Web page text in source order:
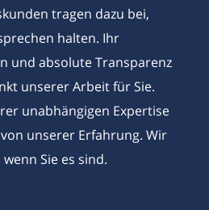
tragen dazu bei,
halten. Ihr
und absolute Transparenz
unserer Arbeit für Sie.
unabhängigen Expertise
unserer Erfahrung. Wir
Sie es sind.